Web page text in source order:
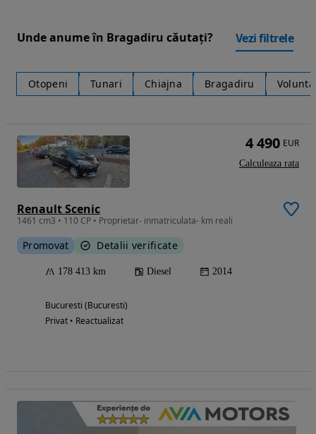
Unde anume în Bragadiru căutați? Vezi filtrele
Otopeni Tunari Chiajna Bragadiru
Renault Scenic
1461 cm3 • 110 CP • Proprietar- inmatriculata- km reali
Promovat Detalii verificate
178 413 km Diesel 2014
Bucuresti (Bucuresti)
Privat • Reactualizat
4 490 EUR
Calculeaza rata